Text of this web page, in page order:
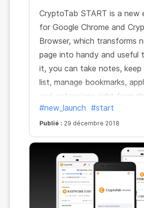
CryptoTab START is a new
for Google Chrome and
Browser, which transforms
page into handy and useful
it, you can take notes,
list, manage bookmarks,
and extensions right from
page. CryptoTab START
weather widget and a
account control panel.
#new_launch #start
Publié : 29 décembre 2018